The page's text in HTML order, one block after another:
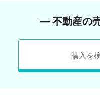
― 不動産の
購入を